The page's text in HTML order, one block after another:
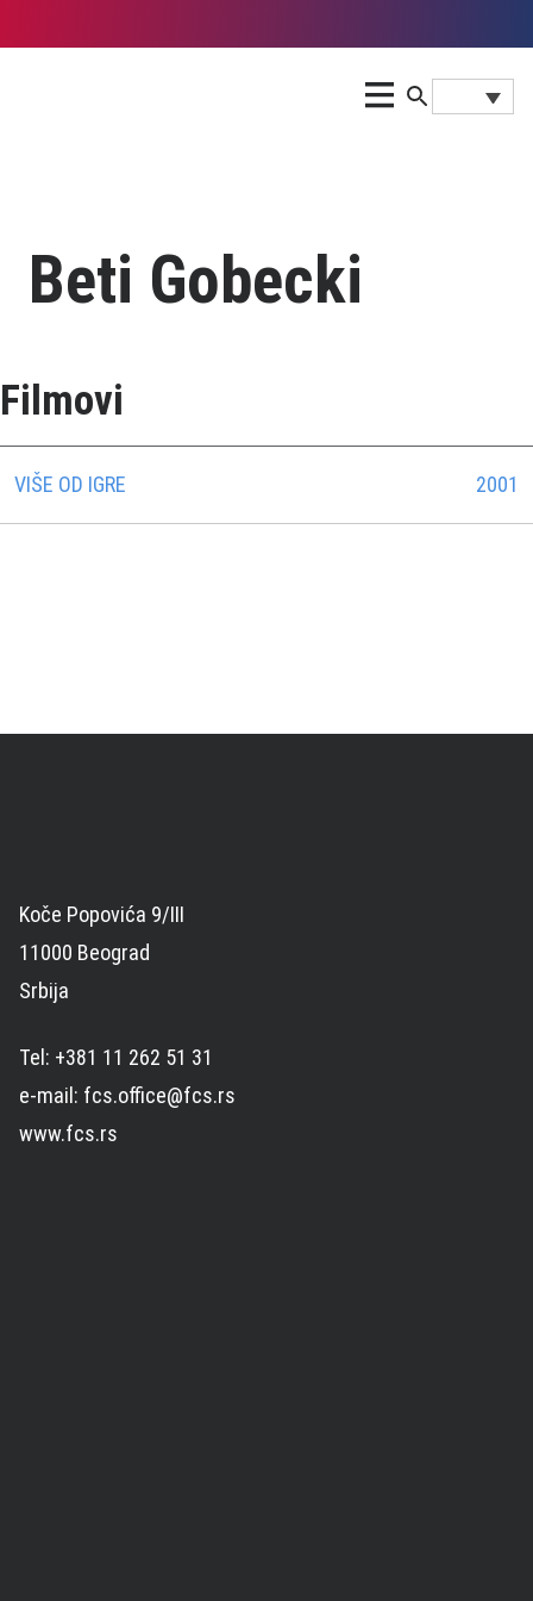
Beti Gobecki
Filmovi
VIŠE OD IGRE 2001
Koče Popovića 9/III
11000 Beograd
Srbija
Tel: +381 11 262 51 31
e-mail: fcs.office@fcs.rs
www.fcs.rs